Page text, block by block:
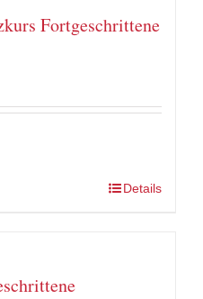
Fortgeschrittene
Details